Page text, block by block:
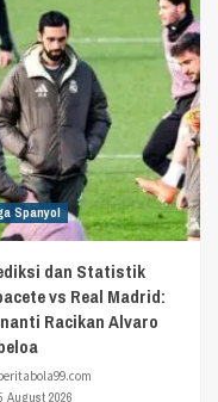
Spanyol
dan Statistik
vs Real Madrid:
Racikan Alvaro
August 2026